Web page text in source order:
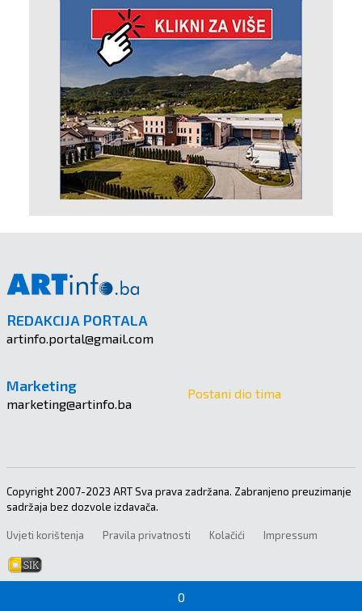
0
REDAKCIJA PORTALA
artinfo.portal@gmail.com
Marketing
marketing@artinfo.ba
Postani dio tima
Copyright 2007-2023 ART Sva prava zadržana. Zabranjeno preuzimanje
sadržaja bez dozvole izdavača.
Uvjeti korištenja Pravila privatnosti Kolačići Impressum